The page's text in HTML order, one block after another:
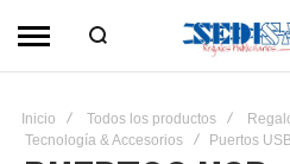
Inicio Todos los productos
Tecnología & Accesorios
Puertos